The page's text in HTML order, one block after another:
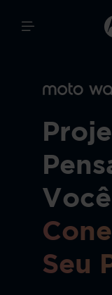
Seu